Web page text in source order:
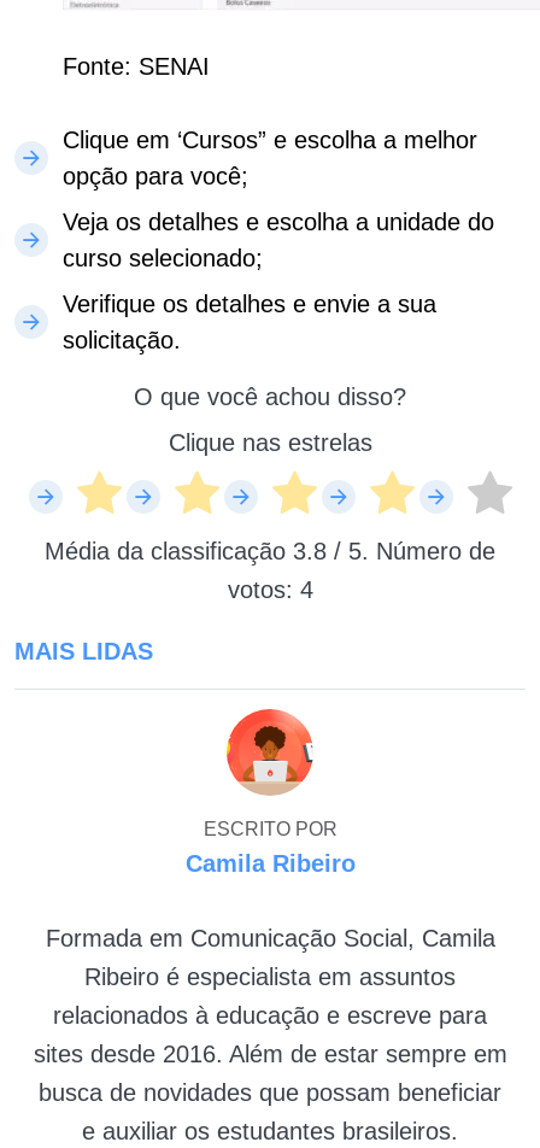
Fonte: SENAI
Clique em ‘Cursos” e escolha a melhor
opção para você;
Veja os detalhes e escolha a unidade do
curso selecionado;
Verifique os detalhes e envie a sua
solicitação.
O que você achou disso?
Clique nas estrelas
Média da classificação 3.8 / 5. Número de
votos: 4
MAIS LIDAS
ESCRITO POR
Camila Ribeiro
Formada em Comunicação Social, Camila
Ribeiro é especialista em assuntos
relacionados à educação e escreve para
sites desde 2016. Além de estar sempre em
busca de novidades que possam beneficiar
e auxiliar os estudantes brasileiros.